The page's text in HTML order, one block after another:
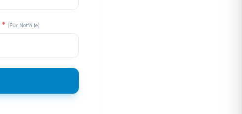
* (Für Notfälle)